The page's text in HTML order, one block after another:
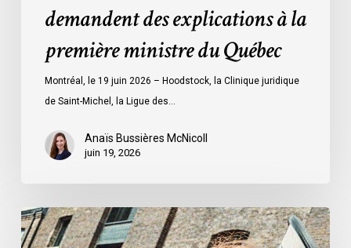
explications
ministre
Québec
demandent des explications à la
première ministre du Québec
Montréal, le 19 juin 2026 – Hoodstock, la Clinique juridique
de Saint-Michel, la Ligue des…
Anaïs Bussières McNicoll
juin 19, 2026
L’ACLC
se